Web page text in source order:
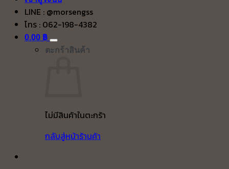
LINE : @morsengss
โทร : 062-198-4382
0.00 ฿
ตะกร้าสินค้า
ไม่มีสินค้าในตะกร้า
กลับสู่หน้าร้านค้า